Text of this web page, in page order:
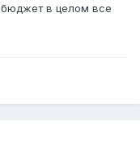
бюджет в целом все